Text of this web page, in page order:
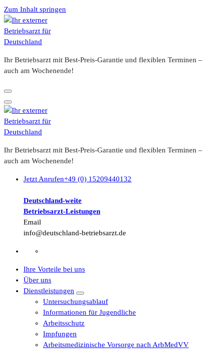
Zum Inhalt springen
Ihr Betriebsarzt mit Best-Preis-Garantie und flexiblen Terminen –
auch am Wochenende!
Ihr Betriebsarzt mit Best-Preis-Garantie und flexiblen Terminen –
auch am Wochenende!
Jetzt Anrufen+49 (0) 15209440132
Deutschland-weite
Betriebsarzt-Leistungen
Email
info@deutschland-betriebsarzt.de
Ihre Vorteile bei uns
Über uns
Dienstleistungen
Untersuchungsablauf
Informationen für Jugendliche
Arbeitsschutz
Impfungen
Arbeitsmedizinische Vorsorge nach ArbMedVV